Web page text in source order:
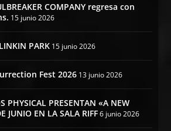
COMPANY regresa con
15 junio 2026
PARK 15 junio 2026
Fest 2026 13 junio 2026
PHYSICAL PRESENTAN «A NEW
JUNIO EN LA SALA RIFF 6 junio 2026